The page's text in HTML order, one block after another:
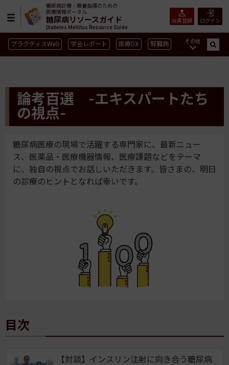
糖尿病診療・療養指導のための
医療情報ポータル
糖尿病リソースガイド
Diabetes Mellitus Resource Guide
ログイン
会員登録
プラクティスWeb 学会レポート 医療DX 腎臓病
インスリン製剤 薬物療法 食事療法 運動療法
合併症 ガイドライン
その他
論考百選 -エキスパートたち
の視点-
糖尿病医療の現場で活躍する専門家に、最新ニュー
ス、医薬品・医療機器情報、医療課題などをテーマ
に、独自の視点でお話しいただきます。皆さまの、明日
の診療のヒントとなれば幸いです。
目次
【対談】インスリン注射に向き合う糖尿病